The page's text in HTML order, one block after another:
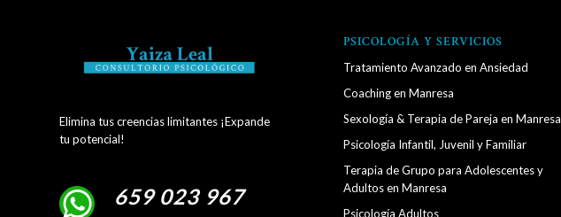
Elimina tus creencias limitantes ¡Expande
tu potencial!
659 023 967
PSICOLOGÍA Y SERVICIOS
Tratamiento Avanzado en Ansiedad
Coaching en Manresa
Sexología & Terapia de Pareja en Manresa
Psicología Infantil, Juvenil y Familiar
Terapia de Grupo para Adolescentes y
Adultos en Manresa
Psicología Adultos